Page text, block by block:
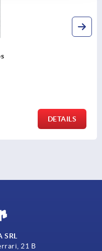
DETAILS
SRL
21 B